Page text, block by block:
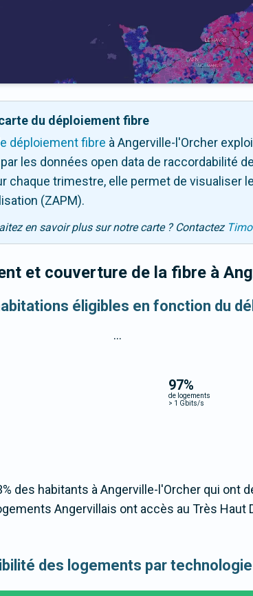
du déploiement fibre
déploiement fibre à Angerville-l'Orcher
les données open data de raccordabilité de
chaque trimestre, elle permet de visualiser
(ZAPM).
en savoir plus sur notre carte ? Contactez
et couverture de la fibre à
éligibles en fonction du
97%
de logements
> 1 Gbits/s
...
des habitants à Angerville-l'Orcher qui ont
Angervillais ont accès au Très Haut
des logements par